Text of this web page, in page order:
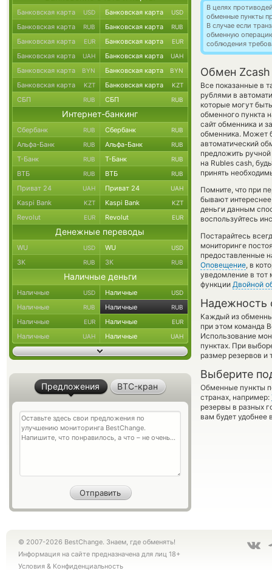
В целях
обменные пункты
В случае если
обменную
соблюдения
Обмен Zcash
Все показанные в
рублями в
которые могут
обменного пункта
сайт обменника и
обменника. Может
автоматический
предложить
на Rubles cash,
принять
Помните, что при
бывают
деньги данным
воспользуйтесь
Постарайтесь
мониторинге
предоставленные
Оповещение, в
уведомление в тот
функции Двойной
Надежность
Каждый из
при этом команда
Использование
пунктах. При
размер резервов и
Выберите
Обменные пункты
странах, например:
резервы в разных
вам будет удобнее
Банковская карта USD Банковская карта USD
Банковская карта RUB Банковская карта RUB
Банковская карта EUR Банковская карта EUR
Банковская карта UAH Банковская карта UAH
Банковская карта BYN Банковская карта BYN
Банковская карта KZT Банковская карта KZT
СБП RUB СБП RUB
Интернет-банкинг
Сбербанк RUB Сбербанк RUB
Альфа-Банк RUB Альфа-Банк RUB
Т-Банк RUB Т-Банк RUB
ВТБ RUB ВТБ RUB
Приват 24 UAH Приват 24 UAH
Kaspi Bank KZT Kaspi Bank KZT
Revolut EUR Revolut EUR
Денежные переводы
WU USD WU USD
ЗК RUB ЗК RUB
Наличные деньги
Наличные USD Наличные USD
Наличные RUB Наличные RUB
Наличные EUR Наличные EUR
Наличные UAH Наличные UAH
Предложения BTC-кран
© 2007-2026 BestChange. Знаем, где обменять!
Информация на сайте предназначена для лиц 18+
Условия & Конфиденциальность